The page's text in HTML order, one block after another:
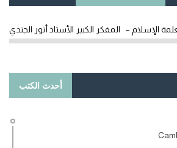
الإسلام – المفكر الكبير الأستاذ أنور الجندي
أحدث الكتب